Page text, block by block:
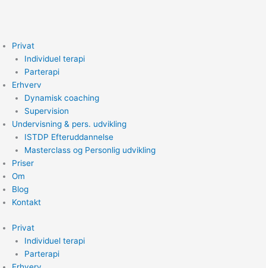
Privat
Individuel terapi
Parterapi
Erhverv
Dynamisk coaching
Supervision
Undervisning & pers. udvikling
ISTDP Efteruddannelse
Masterclass og Personlig udvikling
Priser
Om
Blog
Kontakt
Privat
Individuel terapi
Parterapi